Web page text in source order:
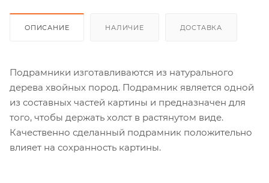
ОПИСАНИЕ НАЛИЧИЕ ДОСТАВКА
Подрамники изготавливаются из натурального
дерева хвойных пород. Подрамник является одной
из составных частей картины и предназначен для
того, чтобы держать холст в растянутом виде.
Качественно сделанный подрамник положительно
влияет на сохранность картины.